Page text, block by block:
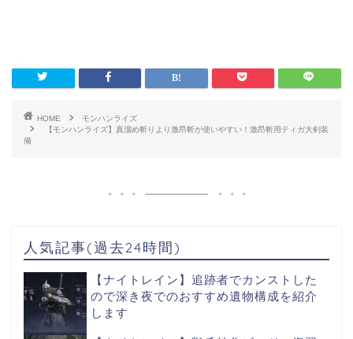
HOME
モンハンライズ
【モンハンライズ】真溜め斬りより激昂斬が使いやすい！激昂斬用ティガ大剣装
備
人気記事(過去24時間)
【ナイトレイン】追跡者でカンストした
ので深き夜でのおすすめ遺物構成を紹介
します